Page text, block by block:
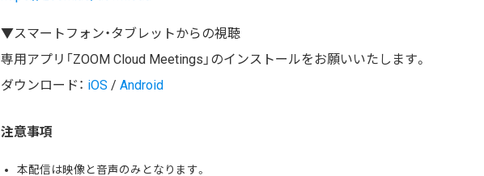
▼スマートフォン・タブレットからの視聴
専用アプリ「ZOOM Cloud Meetings」のインストールをお願いいたします。
ダウンロード： iOS / Android
注意事項
本配信は映像と音声のみとなります。